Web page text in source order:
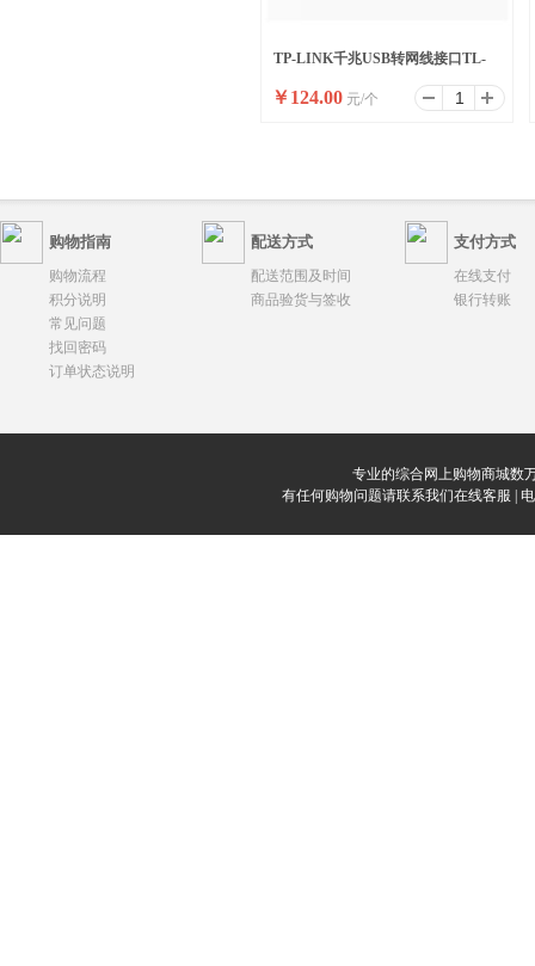
TP-LINK千兆USB转网线接口TL-
UG313有线网卡
￥124.00 元/个
购物指南 配送方式 支付方式
购物流程
积分说明
常见问题
找回密码
订单状态说明
配送范围及时间
商品验货与签收
在线支付
银行转账
专业的综合网上购物商城数
有任何购物问题请联系我们在线客服 | 电